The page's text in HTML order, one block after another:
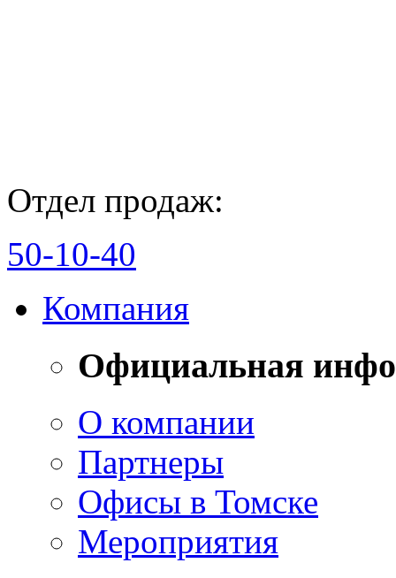
Отдел продаж:
50-10-40
Компания
Официальная
О компании
Партнеры
Офисы в Томске
Мероприятия